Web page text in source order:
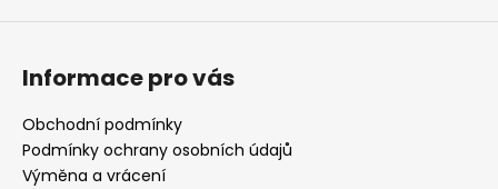
Informace pro vás
Obchodní podmínky
Podmínky ochrany osobních údajů
Výměna a vrácení